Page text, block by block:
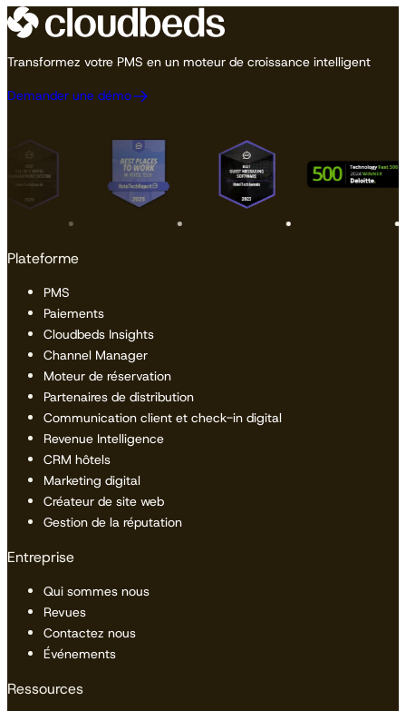
Transformez votre PMS en un moteur de croissance intelligent
Demander une démo
Plateforme
PMS
Paiements
Cloudbeds Insights
Channel Manager
Moteur de réservation
Partenaires de distribution
Communication client et check-in digital
Revenue Intelligence
CRM hôtels
Marketing digital
Créateur de site web
Gestion de la réputation
Entreprise
Qui sommes nous
Revues
Contactez nous
Événements
Ressources